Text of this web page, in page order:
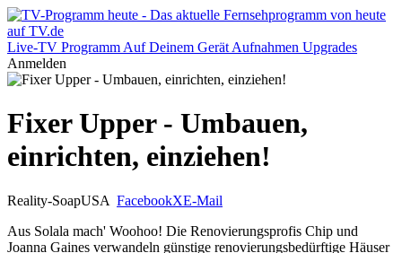
Live-TV Programm Auf Deinem Gerät Aufnahmen Upgrades
Anmelden
Fixer Upper - Umbauen,
einrichten, einziehen!
Reality-SoapUSA FacebookXE-Mail
Aus Solala mach' Woohoo! Die Renovierungsprofis Chip und
Joanna Gaines verwandeln günstige renovierungsbedürftige Häuser